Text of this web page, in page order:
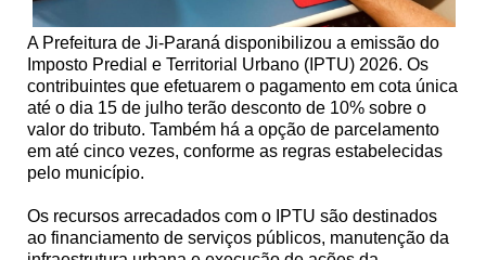
A Prefeitura de Ji-Paraná disponibilizou a emissão do
Imposto Predial e Territorial Urbano (IPTU) 2026. Os
contribuintes que efetuarem o pagamento em cota única
até o dia 15 de julho terão desconto de 10% sobre o
valor do tributo. Também há a opção de parcelamento
em até cinco vezes, conforme as regras estabelecidas
pelo município.
Os recursos arrecadados com o IPTU são destinados
ao financiamento de serviços públicos, manutenção da